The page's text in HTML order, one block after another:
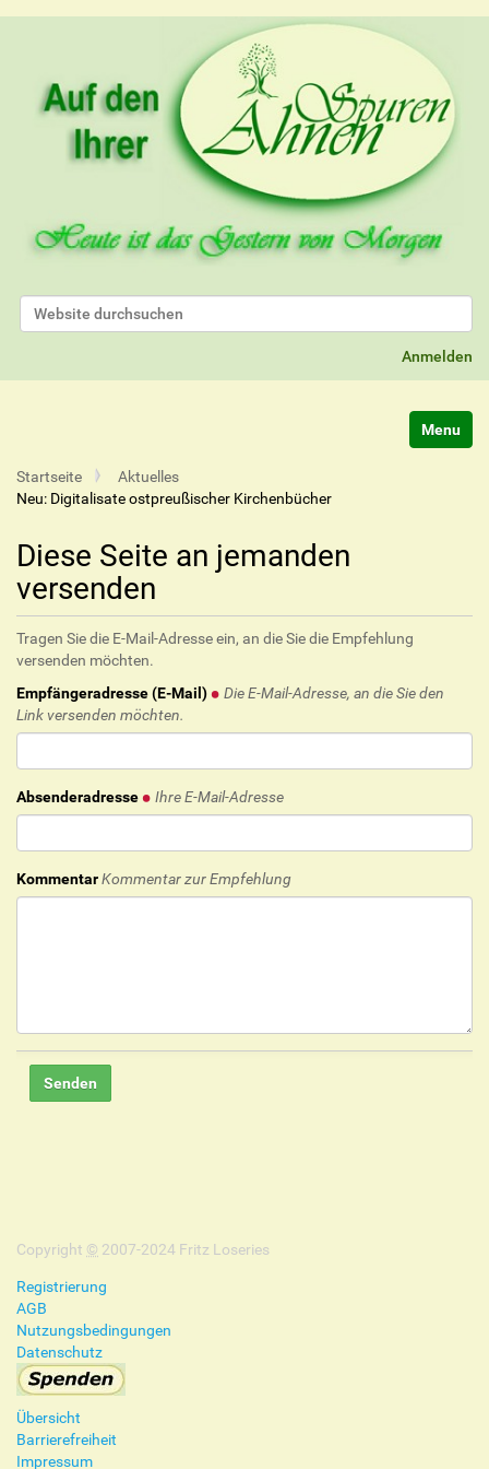
Website durchsuchen
Anmelden
Startseite
Aktuelles
Neu: Digitalisate ostpreußischer Kirchenbücher
Diese Seite an jemanden
versenden
Tragen Sie die E-Mail-Adresse ein, an die Sie die Empfehlung
versenden möchten.
Empfängeradresse (E-Mail)
Die E-Mail-Adresse, an die Sie den
Link versenden möchten.
Absenderadresse Ihre E-Mail-Adresse
KommentarKommentar zur Empfehlung
Copyright © 2007-2024 Fritz Loseries
Registrierung
AGB
Nutzungsbedingungen
Datenschutz
Übersicht
Barrierefreiheit
Impressum